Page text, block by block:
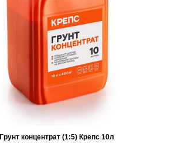
Грунт концентрат (1:5) Крепс 10л